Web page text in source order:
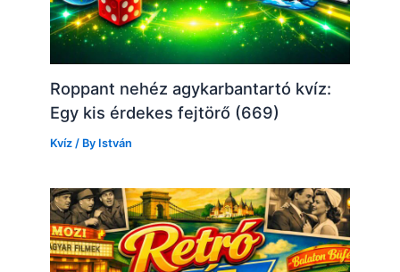
Roppant nehéz agykarbantartó kvíz:
Egy kis érdekes fejtörő (669)
Kvíz / By István